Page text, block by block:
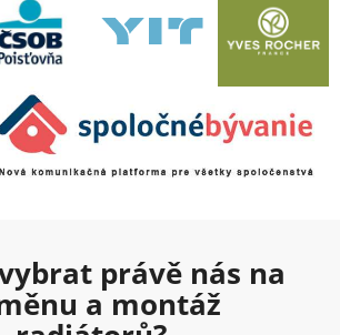
právě nás na
a montáž